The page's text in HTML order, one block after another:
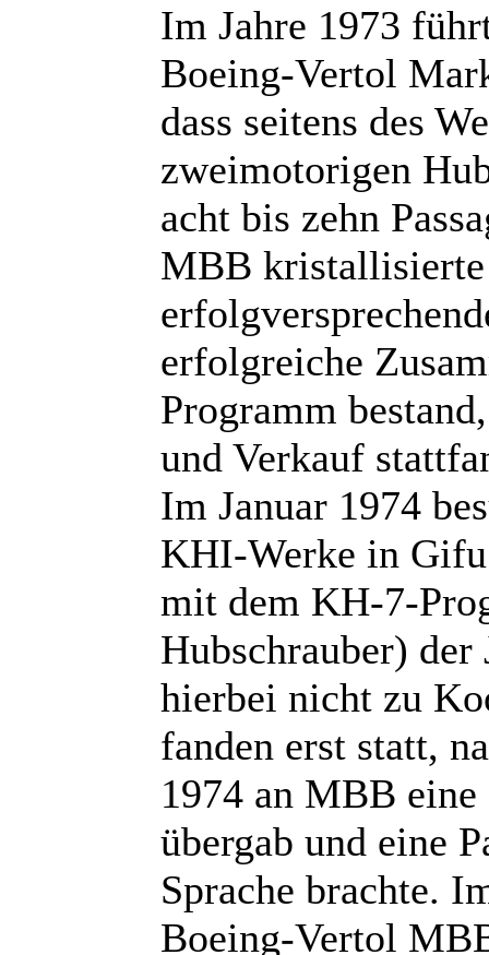
Im Jahre 1973
Boeing-Vertol
dass seitens des
zweimotorigen
acht bis zehn
MBB
erfolgreiche
Programm
und Verkauf
Im Januar 1974
KHI-Werke in
mit dem KH-7-
Hubschrauber)
hierbei nicht zu
fanden erst statt,
1974 an MBB
übergab und eine
Sprache brachte.
Boeing-Vertol